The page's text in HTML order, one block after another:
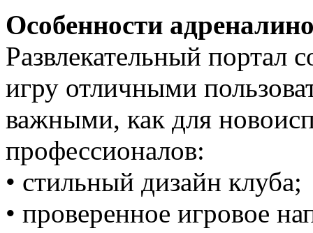
Особенности
Развлекательный
игру отличными
важными, как для
профессионалов:
• стильный дизайн клуба;
• проверенное игровое